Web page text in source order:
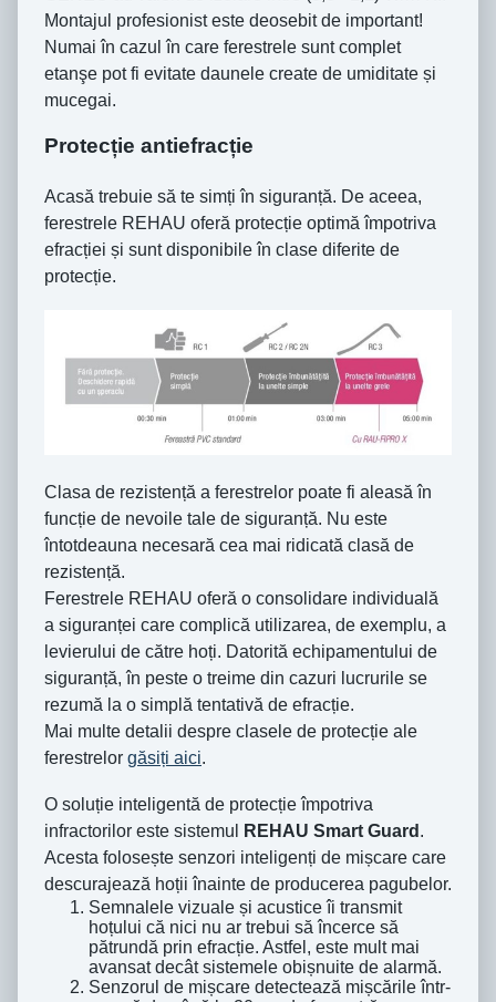
Montajul profesionist este deosebit de important!
Numai în cazul în care ferestrele sunt complet
etanşe pot fi evitate daunele create de umiditate și
mucegai.
Protecție antiefracție
Acasă trebuie să te simți în siguranță. De aceea,
ferestrele REHAU oferă protecție optimă împotriva
efracției și sunt disponibile în clase diferite de
protecție.
Clasa de rezistență a ferestrelor poate fi aleasă în
funcție de nevoile tale de siguranță. Nu este
întotdeauna necesară cea mai ridicată clasă de
rezistență.
Ferestrele REHAU oferă o consolidare individuală
a siguranței care complică utilizarea, de exemplu, a
levierului de către hoți. Datorită echipamentului de
siguranță, în peste o treime din cazuri lucrurile se
rezumă la o simplă tentativă de efracție.
Mai multe detalii despre clasele de protecție ale
ferestrelor găsiți aici.
O soluție inteligentă de protecție împotriva
infractorilor este sistemul
REHAU Smart Guard .
Acesta folosește senzori inteligenți de mișcare care
descurajează hoții înainte de producerea pagubelor.
Semnalele vizuale și acustice îi transmit
hoțului că nici nu ar trebui să încerce să
pătrundă prin efracție. Astfel, este mult mai
avansat decât sistemele obișnuite de alarmă.
Senzorul de mișcare detectează mișcările într-